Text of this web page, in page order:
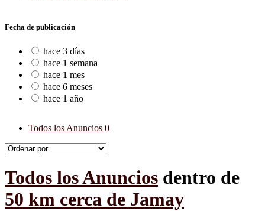
Fecha de publicación
hace 3 días
hace 1 semana
hace 1 mes
hace 6 meses
hace 1 año
Todos los Anuncios 0
Todos los Anuncios dentro de
50 km cerca de Jamay